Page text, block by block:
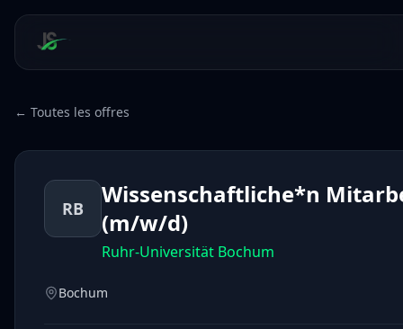
← Toutes les offres
RB
Wissenschaftliche*n
(m/w/d)
Ruhr-Universität Bochum
Bochum